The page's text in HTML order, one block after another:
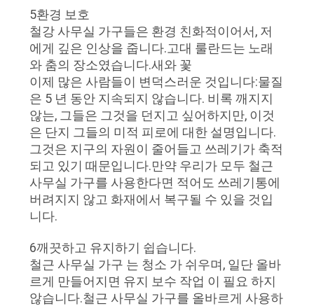
5환경 보호
철강 사무실 가구들은 환경 친화적이어서, 저
에게 깊은 인상을 줍니다.고대 룰란드는 노래
와 춤의 장소였습니다.새와 꽃
이제 많은 사람들이 변덕스러운 것입니다:물질
은 5 년 동안 지속되지 않습니다. 비록 깨지지
않는, 그들은 그것을 던지고 싶어하지만, 이것
은 단지 그들의 미적 피로에 대한 설명입니다.
그것은 지구의 자원이 줄어들고 쓰레기가 축적
되고 있기 때문입니다.만약 우리가 모두 철근
사무실 가구를 사용한다면 적어도 쓰레기통에
버려지지 않고 화재에서 복구될 수 있을 것입
니다.
6깨끗하고 유지하기 쉽습니다.
철근 사무실 가구 는 청소 가 쉬우며, 일단 올바
르게 만들어지면 유지 보수 작업 이 필요 하지
않습니다.철근 사무실 가구를 올바르게 사용하